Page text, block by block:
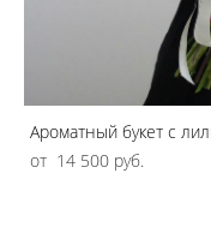
Ароматный букет с
от 14 500 pуб.